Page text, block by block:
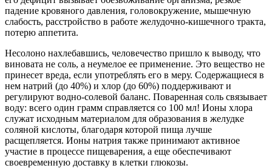
падение кровяного давления, головокружение, мышечную
слабость, расстройство в работе желудочно-кишечного тракта,
потерю аппетита.
Несолоно нахлебавшись, человечество пришло к выводу, что
виновата не соль, а неумелое ее применение. Это вещество не
принесет вреда, если употреблять его в меру. Содержащиеся в
нем натрий (до 40%) и хлор (до 60%) поддерживают и
регулируют водно-солевой баланс. Поваренная соль связывает
воду: всего один грамм справляется со 100 мл! Ионы хлора
служат исходным материалом для образования в желудке
соляной кислоты, благодаря которой пища лучше
расщепляется. Ионы натрия также принимают активное
участие в процессе пищеварения, а еще обеспечивают
своевременную доставку в клетки глюкозы.